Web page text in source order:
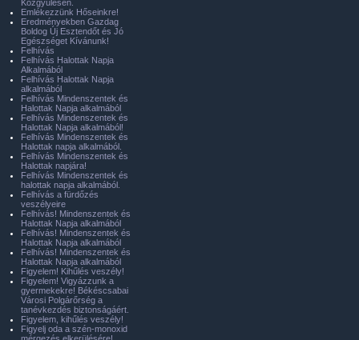
Közgyűlésén.
Emlékezzünk Hőseinkre!
Eredményekben Gazdag
Boldog Új Esztendőt és Jó
Egészséget Kívánunk!
Felhívás
Felhívás Halottak Napja
Alkalmából
Felhívás Halottak Napja
alkalmából
Felhívás Mindenszentek és
Halottak Napja alkalmából
Felhívás Mindenszentek és
Halottak Napja alkalmából!
Felhívás Mindenszentek és
Halottak napja alkalmából.
Felhívás Mindenszentek és
Halottak napjára!
Felhívás Mindenszentek és
halottak napja alkalmából.
Felhívás a fürdőzés
veszélyeire
Felhívás! Mindenszentek és
Halottak Napja alkalmából
Felhívás! Mindenszentek és
Halottak Napja alkalmából
Felhívás! Mindenszentek és
Halottak Napja alkalmából
Figyelem! Kihűlés veszély!
Figyelem! Vigyázzunk a
gyermekekre! Békéscsabai
Városi Polgárőrség a
tanévkezdés biztonságáért.
Figyelem, kihűlés veszély!
Figyelj oda a szén-monoxid